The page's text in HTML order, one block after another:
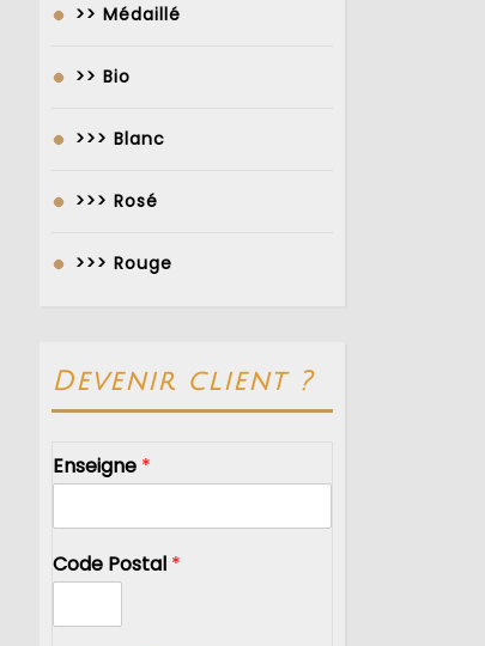
>> Médaillé
>> Bio
>>> Blanc
>>> Rosé
>>> Rouge
Devenir client ?
Enseigne *
Code Postal *